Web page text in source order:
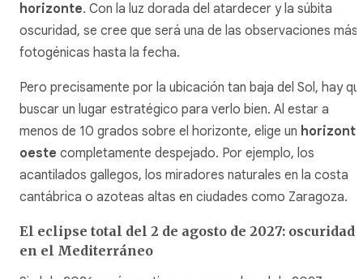
horizonte. Con la luz dorada del atardecer y la súbita
oscuridad, se cree que será una de las observaciones más
fotogénicas hasta la fecha.
Pero precisamente por la ubicación tan baja del Sol, hay
buscar un lugar estratégico para verlo bien. Al estar a
menos de 10 grados sobre el horizonte, elige un horizonte
oeste completamente despejado. Por ejemplo, los
acantilados gallegos, los miradores naturales en la costa
cantábrica o azoteas altas en ciudades como Zaragoza.
El eclipse total del 2 de agosto de 2027: oscuridad
en el Mediterráneo